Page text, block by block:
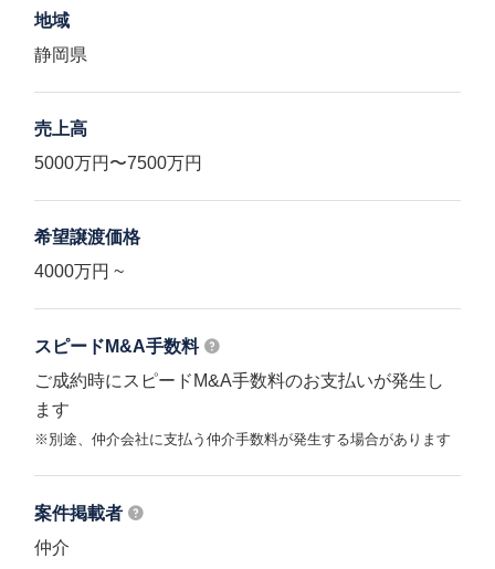
地域
静岡県
売上高
5000万円〜7500万円
希望譲渡価格
4000万円 ~
スピードM&A手数料
ご成約時にスピードM&A手数料のお支払いが発生し
ます
※別途、仲介会社に支払う仲介手数料が発生する場合があります
案件掲載者
仲介